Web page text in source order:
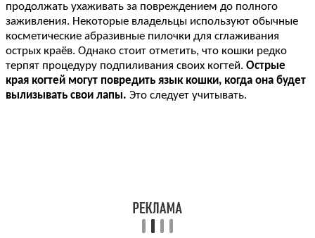
продолжать ухаживать за повреждением до полного
заживления. Некоторые владельцы используют обычные
косметические абразивные пилочки для сглаживания
острых краёв. Однако стоит отметить, что кошки редко
терпят процедуру подпиливания своих когтей. Острые
края когтей могут повредить язык кошки, когда она будет
вылизывать свои лапы. Это следует учитывать.